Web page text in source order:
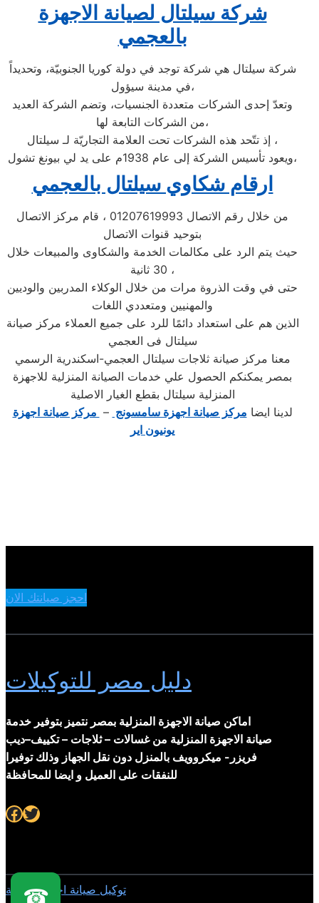
شركة سيلتال لصيانة الاجهزة
بالعجمي
شركة سيلتال هي شركة توجد في دولة كوريا الجنوبيّة، وتحديداً
في مدينة سيؤول،
وتعدّ إحدى الشركات متعددة الجنسيات، وتضم الشركة العديد
من الشركات التابعة لها،
إذ تتّحد هذه الشركات تحت العلامة التجاريّة لـ سيلتال ،
ويعود تأسيس الشركة إلى عام 1938م على يد لي بيونغ تشول،
ارقام شكاوي سيلتال بالعجمي
من خلال رقم الاتصال 01207619993 ، قام مركز الاتصال
بتوحيد قنوات الاتصال
حيث يتم الرد على مكالمات الخدمة والشكاوى والمبيعات خلال
30 ثانية ،
حتى في وقت الذروة مرات من خلال الوكلاء المدربين والوديين
والمهنيين ومتعددي اللغات
الذين هم على استعداد دائمًا للرد على جميع العملاء مركز صيانة
سيلتال فى العجمي
معنا مركز صيانة ثلاجات سيلتال العجمي-اسكندرية الرسمي
بمصر يمكنكم الحصول علي خدمات الصيانة المنزلية للاجهزة
المنزلية سيلتال بقطع الغيار الاصلية
لدينا ايضا مركز صيانة اجهزة سامسونج – مركز صيانة اجهزة
يونيون اير
احجز صيانتك الان
دليل مصر للتوكيلات
اماكن صيانة الاجهزة المنزلية بمصر نتميز بتوفير خدمة
صيانة الاجهزة المنزلية من غسالات – ثلاجات – تكييف–ديب
فريزر- ميكروويف بالمنزل دون نقل الجهاز وذلك توفيرا
للنفقات على العميل و ايضا للمحافظة
Facebook Twitter
توكيل صيانة اجهزة منزلية
☎